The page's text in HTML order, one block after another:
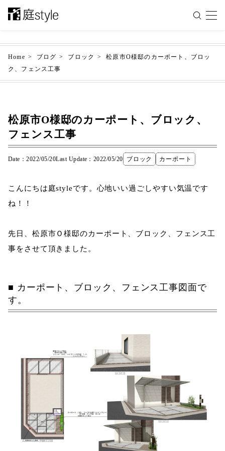
Home ブログ ブロック
松原市O様邸のカーポート、ブロッ
ク、フェンス工事
松原市O様邸のカーポート、ブロック、
フェンス工事
Date：2022/05/20Last Update：2022/05/20 ブロック カーポート
こんにちは庭styleです。心地いい過ごしやすい気温です
ね！！
先日、松原市Ｏ様邸のカーポート、ブロック、フェンス工
事をさせて頂きました。
カーポート、ブロック、フェンス工事図面で
す。